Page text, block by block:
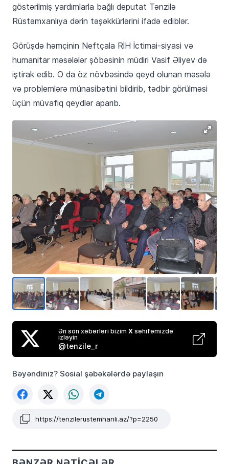
göstərilmiş yardımlarla bağlı deputat Tənzilə
Rüstəmxanlıya dərin təşəkkürlərini ifadə ediblər.
Görüşdə həmçinin Neftçala RİH İctimai-siyasi və
humanitar məsələlər şöbəsinin müdiri Vasif Əliyev də
iştirak edib. O da öz növbəsində qeyd olunan məsələ
və problemlərə münasibətini bildirib, tədbir görülməsi
üçün müvafiq qeydlər aparıb.
Ən son xəbərləri bizim Xsəhifəmizdə
izləyin
@tenzile_r
Bəyəndiniz? Sosial şəbəkələrdə paylaşın
https://tenzilerustemhanli.az/?p=2250